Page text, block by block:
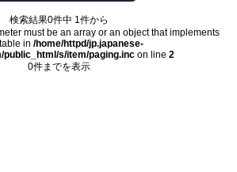
検索結果0件中 1件から
must be an array or an object that implements
in /home/httpd/jp.japanese-
public_html/s/item/paging.incon line 2
0件までを表示